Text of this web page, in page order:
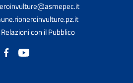
con il Pubblico